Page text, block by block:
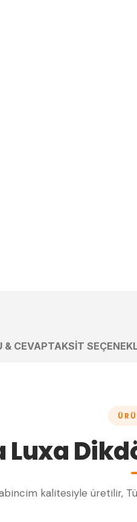
& CEVAPTAKSIT
Luxa
kalitesiyle üretilir,